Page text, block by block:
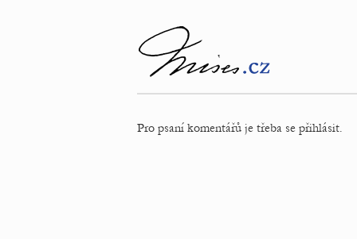
Pro psaní komentářů je třeba se přihlásit.